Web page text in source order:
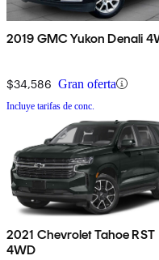
2019 GMC Yukon Denali
$34,586 Gran oferta
Incluye tarifas de conc.
2021 Chevrolet Tahoe RST
4WD